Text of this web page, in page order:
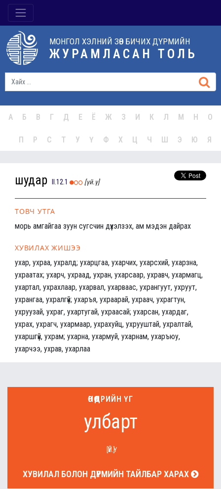
МОНГОЛ ХЭЛНИЙ ЗӨВ БИЧИХ ДҮРМИЙН
ЖУРАМЛАСАН ТОЛЬ
А Б В Г Д Е Ё Ж З И К Л М Н О
П Р С Т У Ү Ф Х Ц Ч Ш Э Ю Я
шудар II.12.1 [үй.ү]
ТОВЧ УТГА
морь амгайгаа зуун сугсчин дүүхэлзэх, ам мэдэн дайрах
ХУВИЛАХ ЖИШЭЭ
ухар, ухраа, ухралд; ухарцгаа, ухарчих, ухарсхий, ухарзна,
ухраатах; ухарч, ухраад, ухран, ухарсаар, ухравч, ухармагц,
ухартал, ухрахлаар, ухарвал, ухарваас, ухрангуут, ухруут,
ухрангаа, ухралгүй; ухаръя, ухраарай, ухраач, ухрагтун,
ухруузай, ухраг, ухартугай, ухраасай; ухарсан, ухардаг,
ухрах, ухрагч, ухармаар, ухрахуйц, ухрууштай, ухралтай,
ухаршгүй, ухрам; ухарна, ухармуй, ухарнам, ухаръюу,
ухарчээ, ухрав, ухарлаа
ӨНӨӨДРИЙН ҮГ
улбарт
[ҮЙ.Ү]
ХУВИЛАЛ БОЛОН ДҮРМИЙН ТАЙЛБАР ХАРАХ